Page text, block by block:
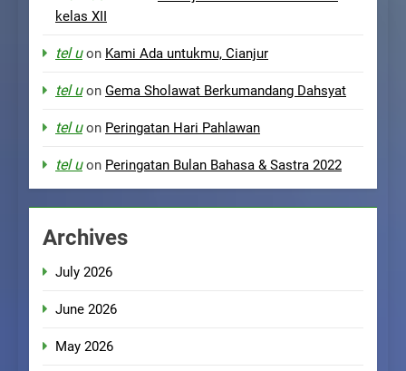
kelas XII
tel uon Kami Ada untukmu, Cianjur
tel uon Gema Sholawat Berkumandang Dahsyat
tel uon Peringatan Hari Pahlawan
tel uon Peringatan Bulan Bahasa & Sastra 2022
Archives
July 2026
June 2026
May 2026